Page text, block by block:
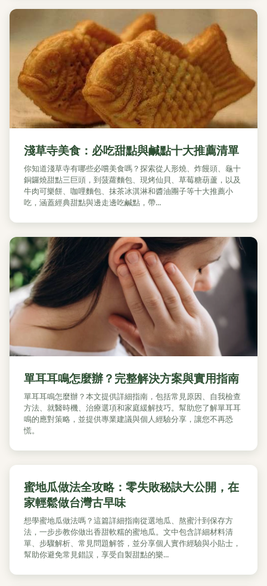
淺草寺美食：必吃甜點與鹹點十大推薦清單
你知道淺草寺有哪些必嚐美食嗎？探索從人形燒、炸饅頭、龜十
銅鑼燒甜點三巨頭，到菠蘿麵包、現烤仙貝、草莓糖葫蘆，以及
牛肉可樂餅、咖哩麵包、抹茶冰淇淋和醬油團子等十大推薦小
吃，涵蓋經典甜點與邊走邊吃鹹點，帶...
單耳耳鳴怎麼辦？完整解決方案與實用指南
單耳耳鳴怎麼辦？本文提供詳細指南，包括常見原因、自我檢查
方法、就醫時機、治療選項和家庭緩解技巧。幫助您了解單耳耳
鳴的應對策略，並提供專業建議與個人經驗分享，讓您不再恐
慌。
蜜地瓜做法全攻略：零失敗秘訣大公開，在
家輕鬆做台灣古早味
想學蜜地瓜做法嗎？這篇詳細指南從選地瓜、熬蜜汁到保存方
法，一步步教你做出香甜軟糯的蜜地瓜。文中包含詳細材料清
單、步驟解析、常見問題解答，並分享個人實作經驗與小貼士，
幫助你避免常見錯誤，享受自製甜點的樂...